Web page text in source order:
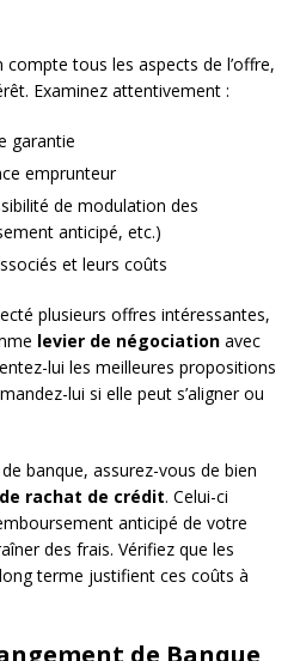
compte tous les aspects de l’offre,
Examinez attentivement :
garantie
emprunteur
de modulation des
anticipé, etc.)
et leurs coûts
plusieurs offres intéressantes,
levier de négociation avec
lui les meilleures propositions
lui si elle peut s’aligner ou
banque, assurez-vous de bien
rachat de crédit. Celui-ci
anticipé de votre
des frais. Vérifiez que les
terme justifient ces coûts à
de Banque